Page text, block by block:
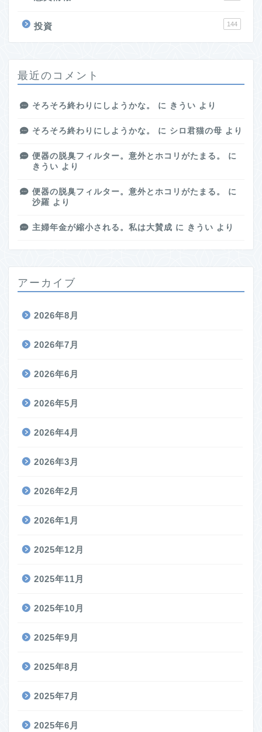
投資 144
最近のコメント
そろそろ終わりにしようかな。 に きうい より
そろそろ終わりにしようかな。 に シロ君猫の母 より
便器の脱臭フィルター。意外とホコリがたまる。
に
きうい より
便器の脱臭フィルター。意外とホコリがたまる。
に
沙羅 より
主婦年金が縮小される。私は大賛成 に きうい より
アーカイブ
2026年8月
2026年7月
2026年6月
2026年5月
2026年4月
2026年3月
2026年2月
2026年1月
2025年12月
2025年11月
2025年10月
2025年9月
2025年8月
2025年7月
2025年6月